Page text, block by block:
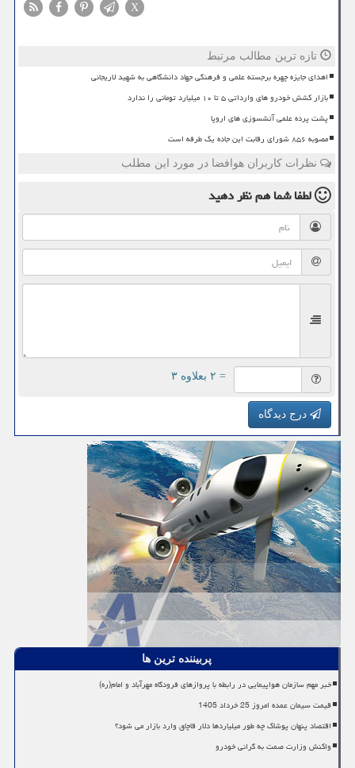
X
تازه ترین مطالب مرتبط
اهدای جایزه چهره برجسته علمی و فرهنگی جهاد دانشگاهی به شهید لاریجانی
بازار کشش خودرو های وارداتی ۵ تا ۱۰ میلیارد تومانی را ندارد
پشت پرده علمی آتشسوزی های اروپا
مصوبه ۸۵۶ شورای رقابت این جاده یک طرفه است
نظرات کاربران هوافضا در مورد این مطلب
لطفا شما همنظر دهید
= ۲ بعلاوه ۳
درج دیدگاه
پربیننده ترین ها
خبر مهم سازمان هواپیمایی در رابطه با پروازهای فرودگاه مهرآباد و امام(ره)
قیمت سیمان عمده امروز 25 خرداد 1405
اقتصاد پنهان پوشاک چه طور میلیاردها دلار قاچاق وارد بازار می شود؟
واکنش وزارت صمت به گرانی خودرو